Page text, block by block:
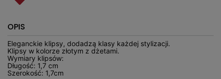
OPIS
Eleganckie klipsy, dodadzą klasy każdej stylizacji.
Klipsy w kolorze złotym z dżetami.
Wymiary klipsów:
Długość: 1,7 cm
Szerokość: 1,7cm